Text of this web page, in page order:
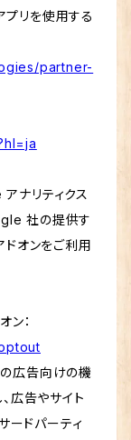
リを使用する
partner-
ナリティクス
社の提供す
オンをご利用
ン：
広告向けの機
広告やサイト
ドパーティ